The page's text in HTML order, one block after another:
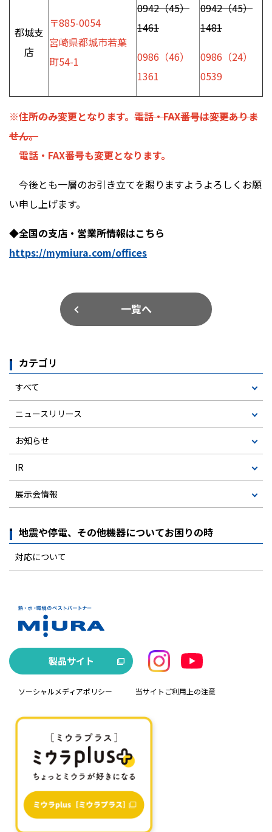
都城支
店
〒885-0054
宮崎県都城市若葉
町54-1
0942（45）
1461
0986（46）
1361
0942（45）
1481
0986（24）
0539
※住所のみ変更となります。 電話・FAX番号は変更ありま
せん。
電話・FAX番号も変更となります。
今後とも一層のお引き立てを賜りますようよろしくお願
い申し上げます。
◆全国の支店・営業所情報はこちら
https://mymiura.com/offices
一覧へ
カテゴリ
すべて
ニュースリリース
お知らせ
IR
展示会情報
地震や停電、その他機器についてお困りの時
対応について
製品サイト
ソーシャルメディアポリシー 当サイトご利用上の注意